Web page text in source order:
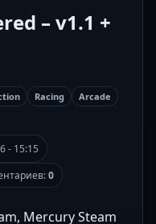
– v1.1 +
Racing
Arcade
- 15:15
0
Mercury Steam